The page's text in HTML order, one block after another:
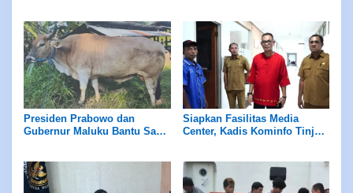
Masyarakat
Presiden Prabowo dan
Gubernur Maluku Bantu Sapi
Siapkan Fasilitas Media
Center, Kadis Kominfo Tinjau